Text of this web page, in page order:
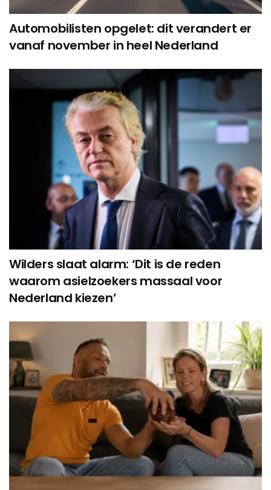
Automobilisten opgelet: dit verandert er
vanaf november in heel Nederland
Wilders slaat alarm: ‘Dit is de reden
waarom asielzoekers massaal voor
Nederland kiezen’